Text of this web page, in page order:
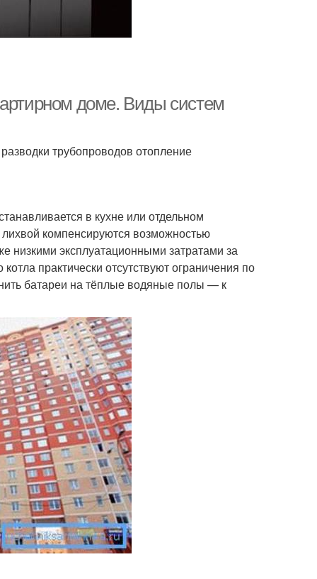
доме. Виды систем
трубопроводов отопление
в кухне или отдельном
компенсируются возможностью
низкими эксплуатационными затратами за
практически отсутствуют ограничения по
батареи на тёплые водяные полы — к